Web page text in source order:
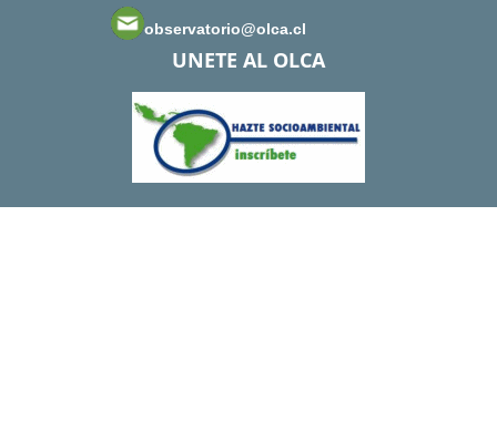
observatorio@olca.cl
UNETE AL OLCA